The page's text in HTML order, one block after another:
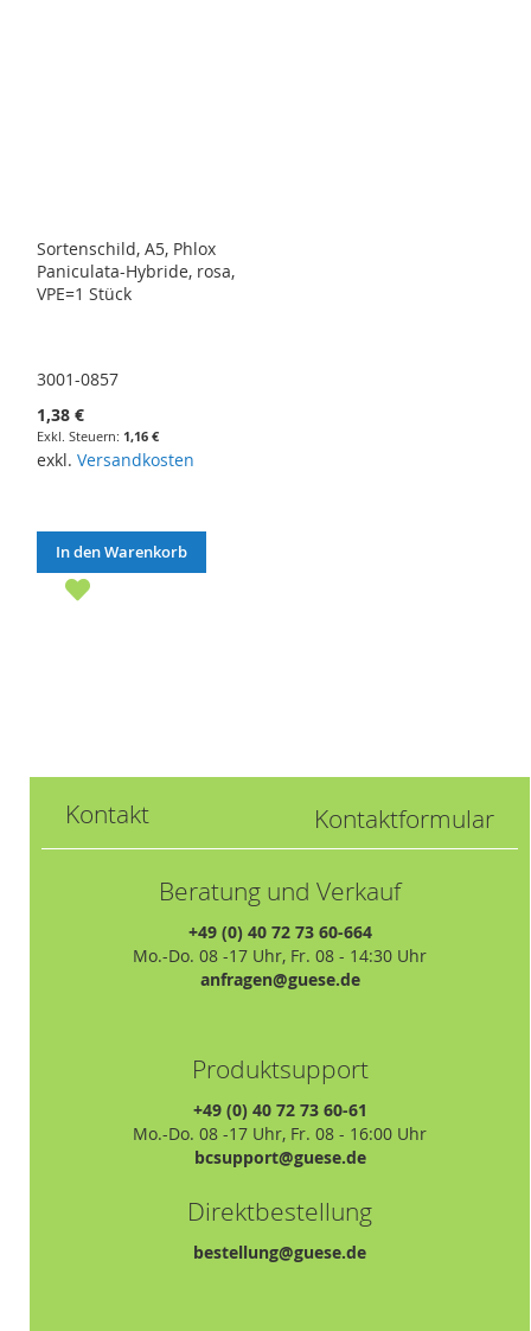
Sortenschild, A5, Phlox
Paniculata-Hybride, rosa,
VPE=1 Stück
3001-0857
1,38 €
1,16 €
exkl. Versandkosten
In den Warenkorb
Kontakt Kontaktformular
Beratung und Verkauf
+49 (0) 40 72 73 60-664
Mo.-Do. 08 -17 Uhr, Fr. 08 - 14:30 Uhr
anfragen@guese.de
Produktsupport
+49 (0) 40 72 73 60-61
Mo.-Do. 08 -17 Uhr, Fr. 08 - 16:00 Uhr
bcsupport@guese.de
Direktbestellung
bestellung@guese.de